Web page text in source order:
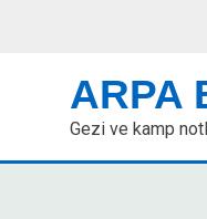
ARPA
Gezi ve kamp